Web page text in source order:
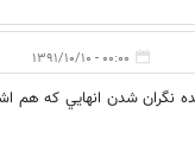
۰۰:۰۰ - ۱۳۹۱/۱۰/۱۰
نگران شدن انهايي كه